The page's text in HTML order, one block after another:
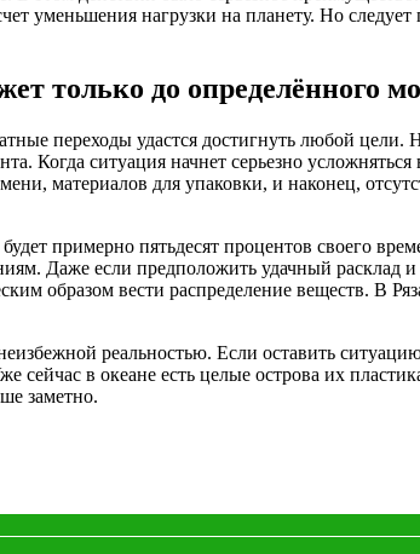
уменьшения нагрузки на планету. Но
только до определённого
переходы удастся достигнуть любой цели.
Когда ситуация начнет серьезно
материалов для упаковки, и наконец,
примерно пятьдесят процентов своего
Даже если предположить удачный
образом вести распределение веществ. В
реальностью. Если оставить
сейчас в океане есть целые острова их
заметно.